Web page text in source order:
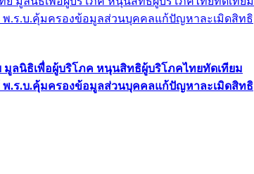
มูลนิธิเพื่อผู้บริโภค หนุนสิทธิผู้บริโภคไทยทัดเทียม
พ.ร.บ.คุ้มครองข้อมูลส่วนบุคคลแก้ปัญหาละเมิดสิทธิ